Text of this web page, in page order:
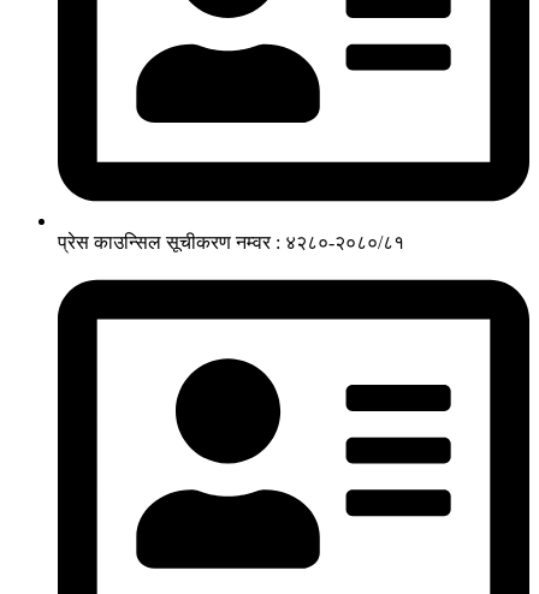
प्रेस काउन्सिल सूचीकरण नम्वर : ४२८०-२०८०/८१